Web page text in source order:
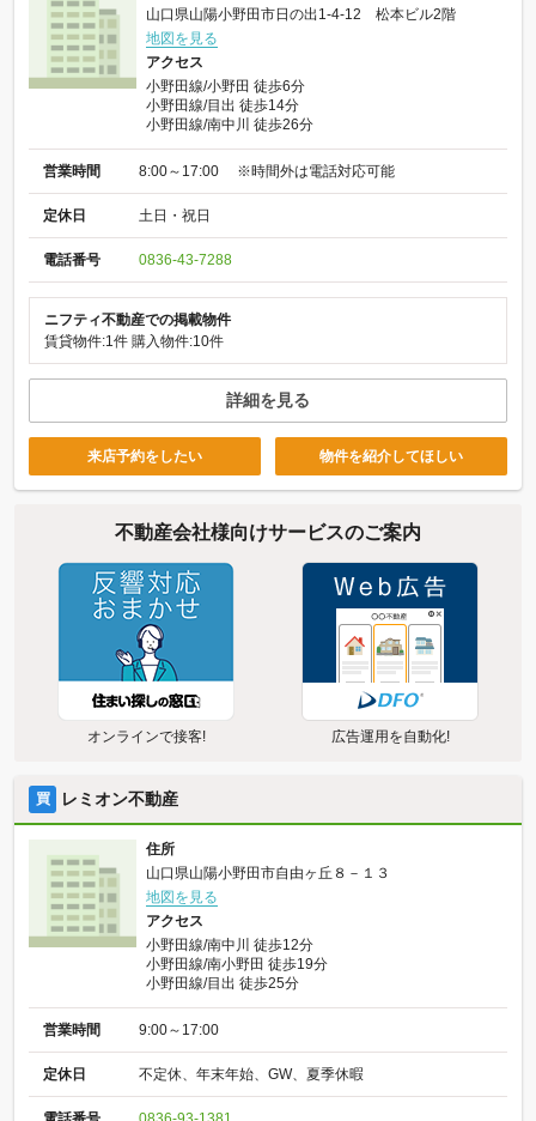
山口県山陽小野田市日の出1-4-12 松本ビル2階
地図を見る
アクセス
小野田線/小野田 徒歩6分
小野田線/目出 徒歩14分
小野田線/南中川 徒歩26分
営業時間 8:00～17:00 ※時間外は電話対応可能
定休日 土日・祝日
電話番号 0836-43-7288
ニフティ不動産での掲載物件
賃貸物件:1件 購入物件:10件
詳細を見る
来店予約をしたい 物件を紹介してほしい
不動産会社様向けサービスのご案内
オンラインで接客! 広告運用を自動化!
買 レミオン不動産
住所
山口県山陽小野田市自由ヶ丘８－１３
地図を見る
アクセス
小野田線/南中川 徒歩12分
小野田線/南小野田 徒歩19分
小野田線/目出 徒歩25分
営業時間 9:00～17:00
定休日 不定休、年末年始、GW、夏季休暇